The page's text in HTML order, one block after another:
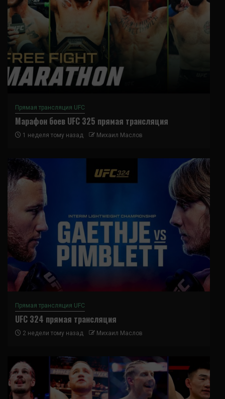
Прямая трансляция UFC
Марафон боев UFC 325 прямая трансляция
1 неделя тому назад Михаил Маслов
Прямая трансляция UFC
UFC 324 прямая трансляция
2 недели тому назад Михаил Маслов